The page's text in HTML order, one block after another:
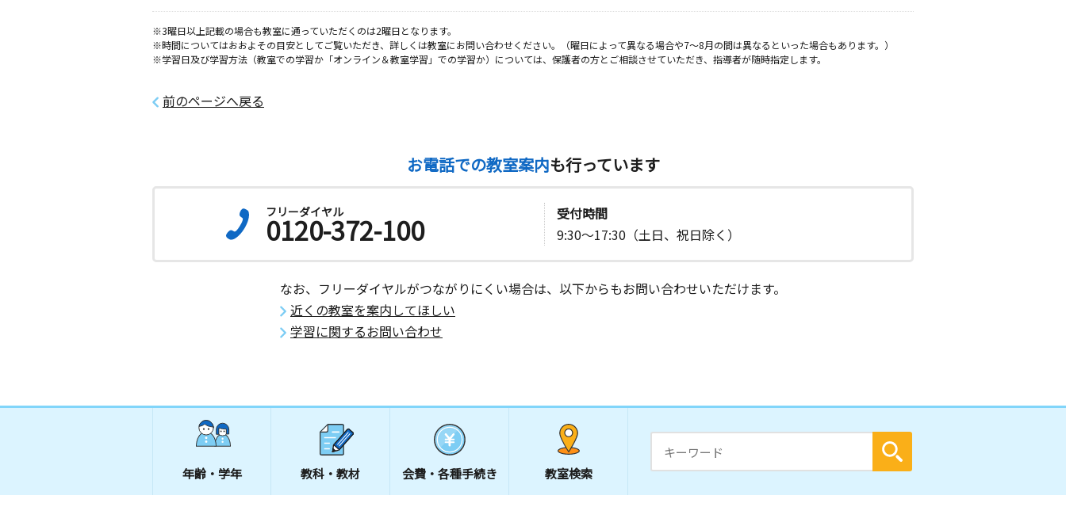
※3曜日以上記載の場合も教室に通っていただくのは2曜日となります。
※時間についてはおおよその目安としてご覧いただき、詳しくは教室にお問い合わせください。（曜日によって異なる場合や7～8月の間は異なるといった場合もあります。）
※学習日及び学習方法（教室での学習か「オンライン＆教室学習」での学習か）については、保護者の方とご相談させていただき、指導者が随時指定します。
前のページへ戻る
お電話での教室案内も行っています
フリーダイヤル
0120-372-100
受付時間
9:30～17:30（土日、祝日除く）
なお、フリーダイヤルがつながりにくい場合は、以下からもお問い合わせいただけます。
近くの教室を案内してほしい
学習に関するお問い合わせ
年齢・学年 教科・教材 会費・ 各種手続き 教室検索